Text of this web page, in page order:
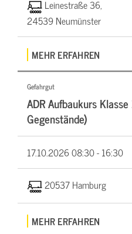
Leinestraße 36,
24539 Neumünster
MEHR ERFAHREN
Gefahrgut
ADR Aufbaukurs
Gegenstände)
17.10.202608:30 - 16:30
20537 Hamburg
MEHR ERFAHREN